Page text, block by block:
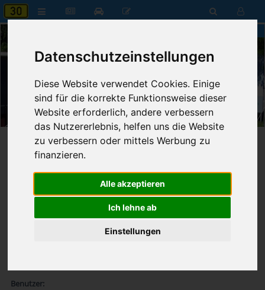
Datenschutzeinstellungen
Diese Website verwendet Cookies. Einige
sind für die korrekte Funktionsweise dieser
Website erforderlich, andere verbessern
das Nutzererlebnis, helfen uns die Website
zu verbessern oder mittels Werbung zu
finanzieren.
Alle akzeptieren
Ich lehne ab
Einstellungen
17:32
Donnerstag, 6. August 2026
Startseite »Anmeldung erforderlich
Anmeldung erforderlich
Willkommen!
Melden Sie sich jetzt an, um Zugriff zu erhalten.
Benutzer: